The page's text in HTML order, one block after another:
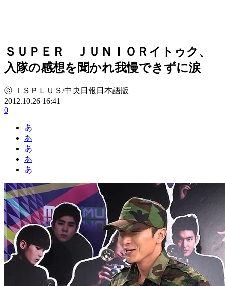
ＳＵＰＥＲ ＪＵＮＩＯＲイトゥク、
入隊の感想を聞かれ我慢できずに涙
ⓒ ＩＳＰＬＵＳ/中央日報日本語版
2012.10.26 16:41
0
あ
あ
あ
あ
あ